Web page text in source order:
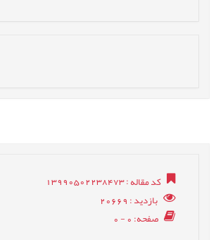
کد مقاله: 13990502238473
بازدید: 20669
صفحه: 0 - 0